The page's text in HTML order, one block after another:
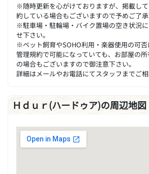
※随時更新を心がけておりますが、掲載し
約している場合もございますので予めご了承
※駐車場・駐輪場・バイク置場の空き状況
せ下さい。
※ペット飼育やSOHO利用・楽器使用の可
管理規約で可能になっていても、お部屋の
の場合もございますので御注意下さい。
詳細はメールやお電話にてスタッフまでご相
Ｈｄｕｒ(ハードゥア)の周辺地図